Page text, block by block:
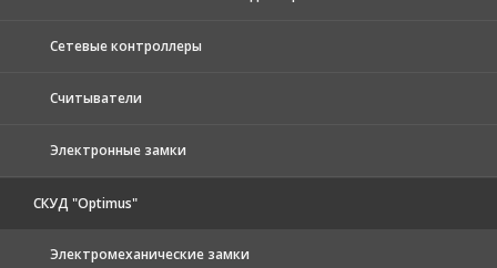
Сетевые контроллеры
Считыватели
Электронные замки
СКУД "Optimus"
Электромеханические замки